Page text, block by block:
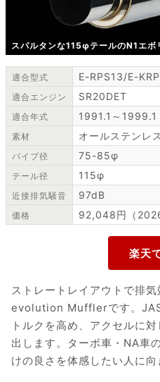
スパルタンな115φテールのN1エボ
適合型式 E-RPS13/E-
適合エンジン SR20DET
適合年式 1991.1～1999.1
素材 オールステンレス
パイプ径 75-85φ
テール径 115φ
近接排気騒音 97dB
価格 92,048円（
ストレートレイアウトで排
evolution Mufflerです。
トルクを高め、アクセルに
出します。ターボ車・NA車
けの良さを体感したい人に向